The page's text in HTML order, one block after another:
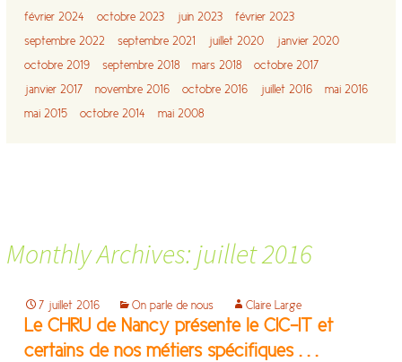
Monthly Archives: juillet 2016
7 juillet 2016 On parle de nous Claire Large
Le CHRU de Nancy présente le CIC-IT et
certains de nos métiers spécifiques . . .
février 2024
octobre 2023 juin 2023
février 2023
septembre 2022
septembre 2021 juillet 2020
janvier 2020
octobre 2019
septembre 2018 mars 2018
octobre 2017
janvier 2017
novembre 2016 octobre 2016 juillet 2016
mai 2016
mai 2015
octobre 2014 mai 2008